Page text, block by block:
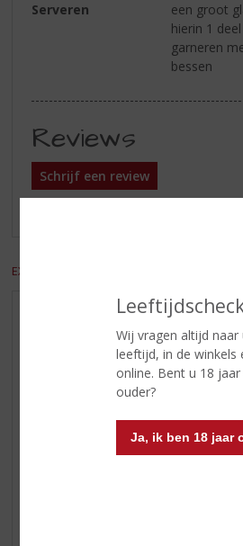
Wij vragen altijd naar
leeftijd, in de winkels
online. Bent u 18
ouder?
Ja, ik ben 18 jaar
Serveren
een groot
hierin 1
garneren
bessen
Reviews
Schrijf een review
EXCL. BTW
WIJN VAN DE MAAND
WHISKY VAN DE MAAND
RUM VAN DE MAAND
BIER VAN DE MAAND
SPIRIT VAN DE MAAND